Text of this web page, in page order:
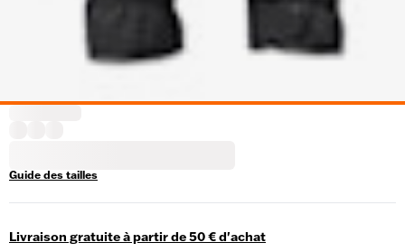
Guide des tailles
Livraison gratuite à partir de 50 € d'achat